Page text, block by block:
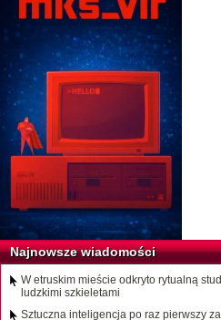
Najnowsze wiadomości
W etruskim mieście odkryto rytualną
ludzkimi szkieletami
Sztuczna inteligencja po raz pierwszy